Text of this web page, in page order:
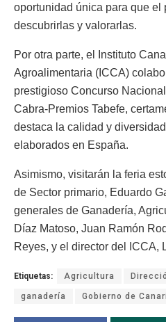
oportunidad única para que el
descubrirlas y valorarlas.
Por otra parte, el Instituto
Agroalimentaria (ICCA)
prestigioso Concurso
Cabra-Premios Tabefe,
destaca la calidad y
elaborados en España.
Asimismo, visitarán la feria
de Sector primario, Eduardo
generales de Ganadería,
Díaz Matoso, Juan Ramón
Reyes, y el director del ICCA,
Etiquetas: Agricultura
ganadería Gobierno de